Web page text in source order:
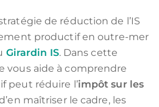
:
CIOP (DROM)
GIRARDIN IS (DROM)
région :
BRETAGNE
HAUTS-DE-FRANCE
GUYANE
INVESTISSEMENT LOCATIF
MARCHÉ LOCATIF EN 2026
SÉCURISER SES LOYERS
LEXIQUE IMMOBILIER
de réduction de l’IS
productif en outre-mer
Girardin IS. Dans cette
vous aide à comprendre
peut réduire l’impôt sur les
maîtriser le cadre, les